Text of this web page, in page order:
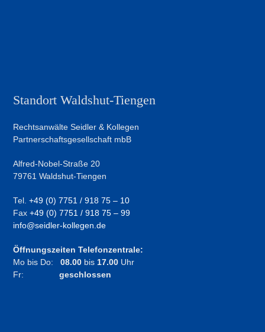
Standort Waldshut-Tiengen
Rechtsanwälte Seidler & Kollegen
Partnerschaftsgesellschaft mbB
Alfred-Nobel-Straße 20
79761 Waldshut-Tiengen
Tel.+49 (0) 7751 / 918 75 – 10
Fax+49 (0) 7751 / 918 75 – 99
info@seidler-kollegen.de
Öffnungszeiten Telefonzentrale:
Mo bis Do:08.00 bis 17.00 Uhr
Fr:geschlossen